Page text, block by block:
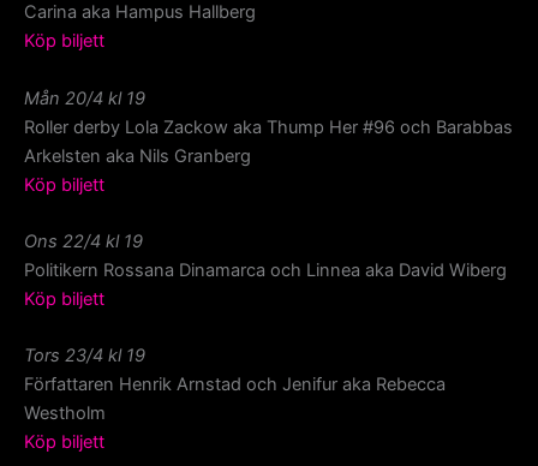
Carina aka Hampus Hallberg
Köp biljett
Mån 20/4 kl 19
Roller derby Lola Zackow aka Thump Her #96 och Barabbas
Arkelsten aka Nils Granberg
Köp biljett
Ons 22/4 kl 19
Politikern Rossana Dinamarca och Linnea aka David Wiberg
Köp biljett
Tors 23/4 kl 19
Författaren Henrik Arnstad och Jenifur aka Rebecca
Westholm
Köp biljett